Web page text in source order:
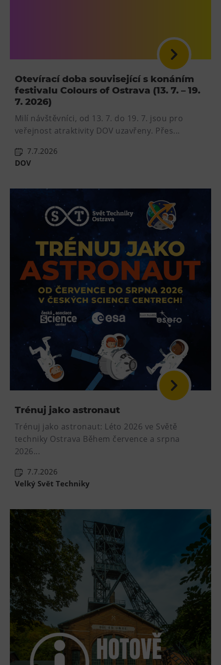
Otevírací doba související s konáním
festivalu Colours of Ostrava (13. 7. – 19.
7. 2026)
Milí návštěvníci, od 13. 7. do 19. 7. jsou pro
veřejnost atraktivity DOV uzavřeny. Přes...
7.7.2026
DOV
Trénuj jako astronaut
Trénuj jako astronaut: Léto 2026 ve Světě
techniky Ostrava Během července a srpna
2026...
7.7.2026
Velký Svět Techniky